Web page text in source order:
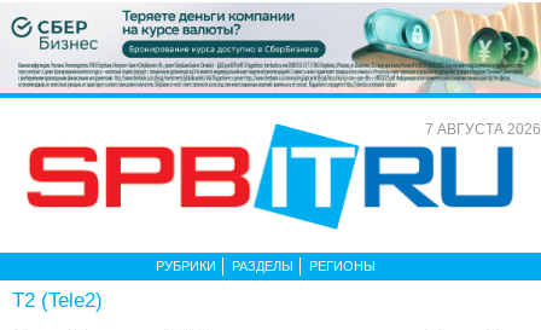
7 АВГУСТА 2026
РУБРИКИ РАЗДЕЛЫ РЕГИОНЫ
T2 (Tele2)